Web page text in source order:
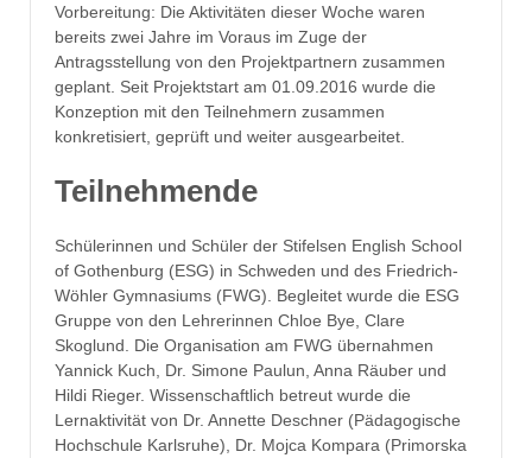
Vorbereitung: Die Aktivitäten dieser Woche waren
bereits zwei Jahre im Voraus im Zuge der
Antragsstellung von den Projektpartnern zusammen
geplant. Seit Projektstart am 01.09.2016 wurde die
Konzeption mit den Teilnehmern zusammen
konkretisiert, geprüft und weiter ausgearbeitet.
Teilnehmende
Schülerinnen und Schüler der Stifelsen English School
of Gothenburg (ESG) in Schweden und des Friedrich-
Wöhler Gymnasiums (FWG). Begleitet wurde die ESG
Gruppe von den Lehrerinnen Chloe Bye, Clare
Skoglund. Die Organisation am FWG übernahmen
Yannick Kuch, Dr. Simone Paulun, Anna Räuber und
Hildi Rieger. Wissenschaftlich betreut wurde die
Lernaktivität von Dr. Annette Deschner (Pädagogische
Hochschule Karlsruhe), Dr. Mojca Kompara (Primorska